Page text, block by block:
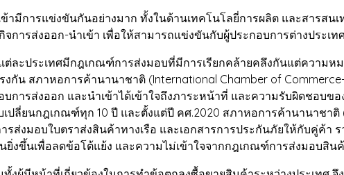
รแข่งขันกันอย่างมาก ทั้งในด้านเทคโนโลยี่การผลิต และสารสนเ
รส่งออก-นำเข้า เพื่อให้สามารถแข่งขันกับผู้ประกอบการต่างประเท
ระเทศมีกฎเกณฑ์การส่งมอบที่มีการเรียกคล้ายคลึงกันแต่ความหม
กัน สภาหอการค้านานาชาติ (International Chamber of
การส่งออก และนำเข้าได้เข้าใจถึงภาระหน้าที่ และความรับผิดชอบข
ลี่ยนกฎเกณฑ์ทุก 10 ปี และตั้งแต่ปี คศ.2020 สภาหอการค้านานาชาติ
ส่งมอบใบตราส่งสินค้าทางเรือ และเอกสารการประกันภัยให้กับคู่ค้า
งขึ้นเพื่อลดข้อโต้แย้ง และความไม่เข้าใจจากกฎเกณฑ์การส่งมอบสิน